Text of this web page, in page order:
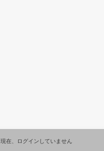
現在、ログインしていません